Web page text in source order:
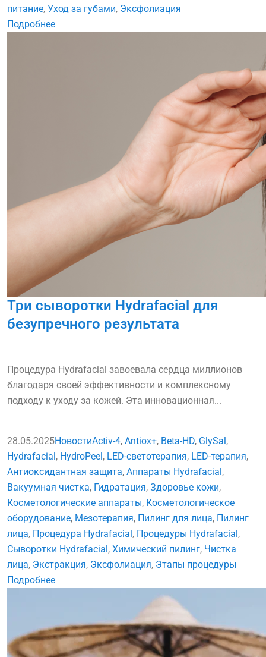
питание, Уход за губами, Эксфолиация
Подробнее
Три сыворотки Hydrafacial для
безупречного результата
Процедура Hydrafacial завоевала сердца миллионов
благодаря своей эффективности и комплексному
подходу к уходу за кожей. Эта инновационная...
28.05.2025НовостиActiv-4, Antiox+, Beta-HD, GlySal ,
Hydrafacial , HydroPeel , LED-светотерапия, LED-терапия,
Антиоксидантная защита, Аппараты Hydrafacial ,
Вакуумная чистка, Гидратация, Здоровье кожи,
Косметологические аппараты, Косметологическое
оборудование, Мезотерапия, Пилинг для лица, Пилинг
лица, Процедура Hydrafacial , Процедуры Hydrafacial ,
Сыворотки Hydrafacial , Химический пилинг, Чистка
лица, Экстракция, Эксфолиация, Этапы процедуры
Подробнее